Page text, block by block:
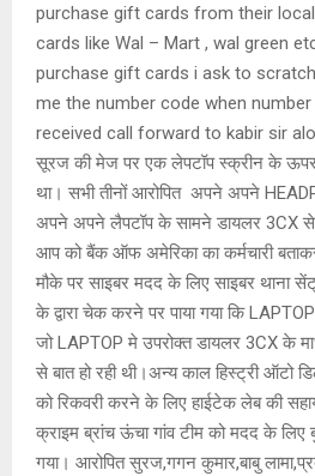
purchase gift cards from their
cards like Wal – Mart , wal green
purchase gift cards i ask to
me the number code when
received call forward to kabir sir
सूरज की मेज पर एक लेपटॉप स्क्रीन के
था। सभी तीनों आरोपित अपने अपने
अपने अपने लैपटॉप के सामने डायलर 3CX से
आप को बैंक ऑफ अमेरिका का कर्मचारी
मौके पर साइबर मदद के लिए साइबर थाना
के द्वारा चेक करने पर पाया गया कि
जो LAPTOP मे उपरोक्त डायलर 3CX के
से बात हो रही थी।अन्य काल हिस्ट्री ऑटो
को रिकवरी करने के लिए हाईटेक लेब की
क्राइम ब्रांच ऊंचा गांव टीम को मदद के लिए
गया। आरोपित सुरज,गगन कुमार,बाबु